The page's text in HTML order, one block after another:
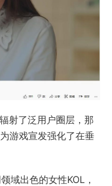
射了泛用户圈层，那
游戏宣发强化了在垂
域出色的女性KOL，